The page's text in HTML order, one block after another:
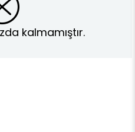
kalmamıştır.